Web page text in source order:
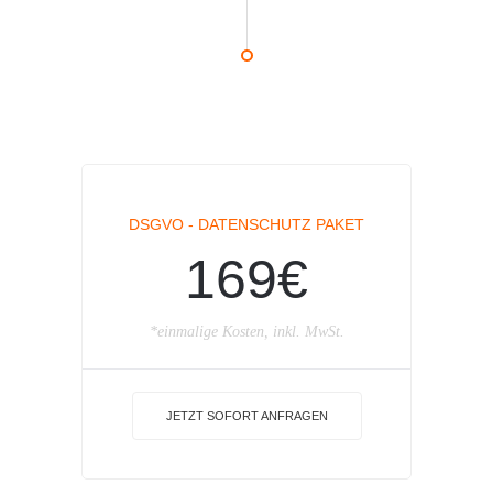
DSGVO - DATENSCHUTZ PAKET
169€
*einmalige Kosten, inkl. MwSt.
JETZT SOFORT ANFRAGEN